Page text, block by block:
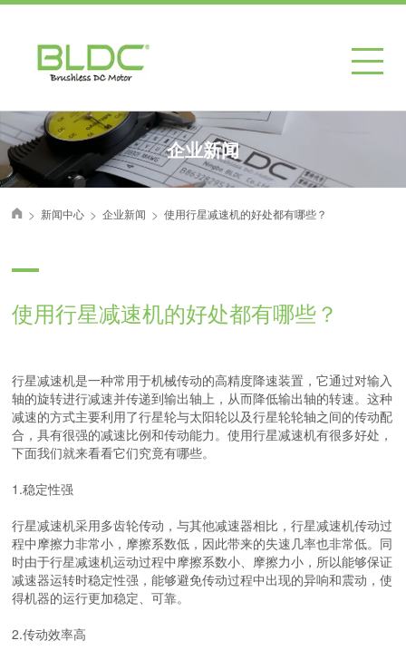
企业新闻
首页
> 新闻中心 > 企业新闻 > 使用行星减速机的好处都有哪些？
使用行星减速机的好处都有哪些？
行星减速机是一种常用于机械传动的高精度降速装置，它通过对输入
轴的旋转进行减速并传递到输出轴上，从而降低输出轴的转速。这种
减速的方式主要利用了行星轮与太阳轮以及行星轮轮轴之间的传动配
合，具有很强的减速比例和传动能力。使用行星减速机有很多好处，
下面我们就来看看它们究竟有哪些。
1.稳定性强
行星减速机采用多齿轮传动，与其他减速器相比，行星减速机传动过
程中摩擦力非常小，摩擦系数低，因此带来的失速几率也非常低。同
时由于行星减速机运动过程中摩擦系数小、摩擦力小，所以能够保证
减速器运转时稳定性强，能够避免传动过程中出现的异响和震动，使
得机器的运行更加稳定、可靠。
2.传动效率高